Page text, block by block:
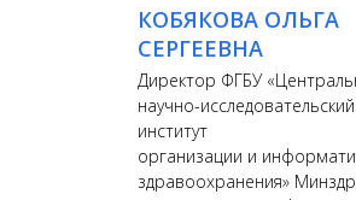
КОБЯКОВА ОЛЬГА
СЕРГЕЕВНА
Директор ФГБУ
научно-исследовательский
институт
организации и
здравоохранения»